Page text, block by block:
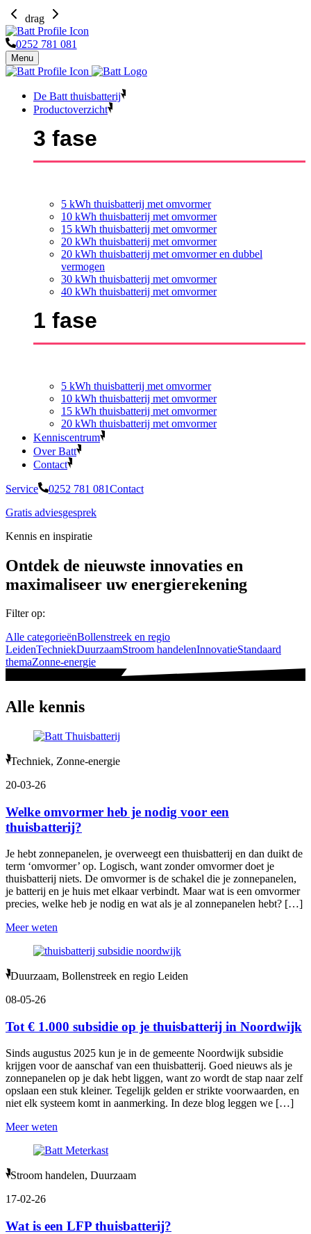
drag
0252 781 081
Menu
De Batt thuisbatterij
Productoverzicht
3 fase
5 kWh thuisbatterij met omvormer
10 kWh thuisbatterij met omvormer
15 kWh thuisbatterij met omvormer
20 kWh thuisbatterij met omvormer
20 kWh thuisbatterij met omvormer en dubbel
vermogen
30 kWh thuisbatterij met omvormer
40 kWh thuisbatterij met omvormer
1 fase
5 kWh thuisbatterij met omvormer
10 kWh thuisbatterij met omvormer
15 kWh thuisbatterij met omvormer
20 kWh thuisbatterij met omvormer
Kenniscentrum
Over Batt
Contact
Service 0252 781 081Contact
Gratis adviesgesprek
Kennis en inspiratie
Ontdek de nieuwste innovaties en
maximaliseer uw energierekening
Filter op:
Alle categorieënBollenstreek en regio
LeidenTechniekDuurzaamStroom handelenInnovatieStandaard
themaZonne-energie
Alle kennis
Techniek, Zonne-energie
20-03-26
Welke omvormer heb je nodig voor een
thuisbatterij?
Je hebt zonnepanelen, je overweegt een thuisbatterij en dan duikt de
term ‘omvormer’ op. Logisch, want zonder omvormer doet je
thuisbatterij niets. De omvormer is de schakel die je zonnepanelen,
je batterij en je huis met elkaar verbindt. Maar wat is een omvormer
precies, welke heb je nodig en wat als je al zonnepanelen hebt? […]
Meer weten
Duurzaam, Bollenstreek en regio Leiden
08-05-26
Tot € 1.000 subsidie op je thuisbatterij in Noordwijk
Sinds augustus 2025 kun je in de gemeente Noordwijk subsidie
krijgen voor de aanschaf van een thuisbatterij. Goed nieuws als je
zonnepanelen op je dak hebt liggen, want zo wordt de stap naar zelf
opslaan een stuk kleiner. Tegelijk gelden er strikte voorwaarden, en
niet elk systeem komt in aanmerking. In deze blog leggen we […]
Meer weten
Stroom handelen, Duurzaam
17-02-26
Wat is een LFP thuisbatterij?